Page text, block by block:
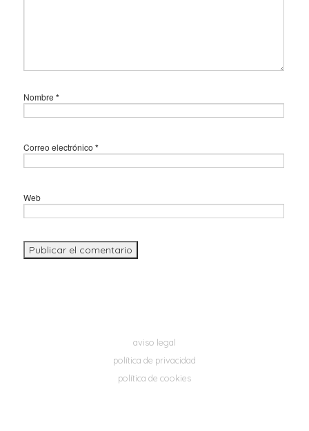
Nombre *
Correo electrónico *
Web
aviso legal
política de privacidad
política de cookies